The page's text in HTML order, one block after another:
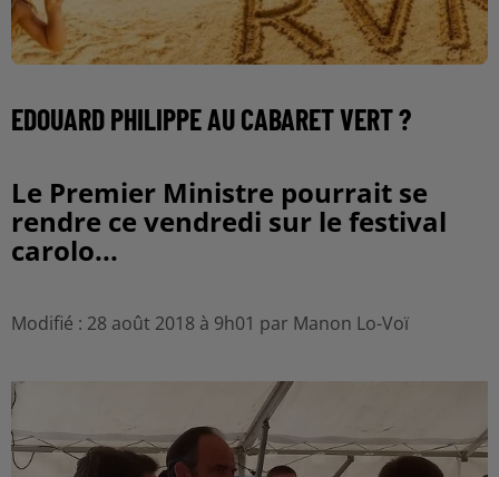
EDOUARD PHILIPPE AU CABARET VERT ?
Le Premier Ministre pourrait se
rendre ce vendredi sur le festival
carolo...
Modifié : 28 août 2018 à 9h01 par Manon Lo-Voï